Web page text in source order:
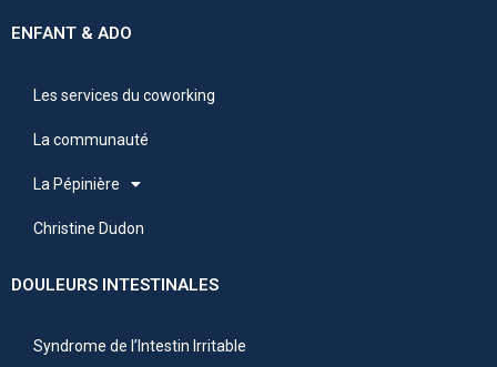
ENFANT & ADO
Les services du coworking
La communauté
La Pépinière
Christine Dudon
DOULEURS INTESTINALES
Syndrome de l’Intestin Irritable